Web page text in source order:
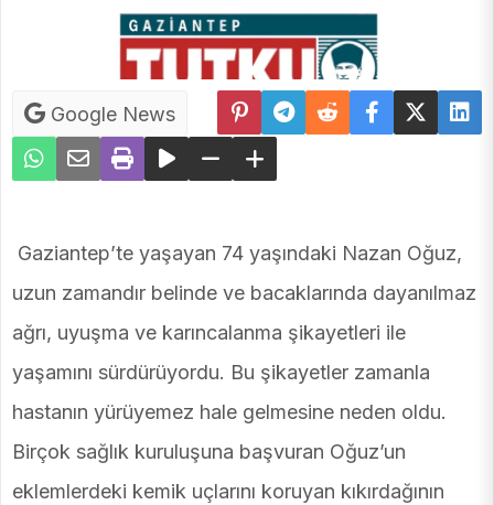
Google News
Gaziantep’te yaşayan 74 yaşındaki Nazan Oğuz,
uzun zamandır belinde ve bacaklarında dayanılmaz
ağrı, uyuşma ve karıncalanma şikayetleri ile
yaşamını sürdürüyordu. Bu şikayetler zamanla
hastanın yürüyemez hale gelmesine neden oldu.
Birçok sağlık kuruluşuna başvuran Oğuz’un
eklemlerdeki kemik uçlarını koruyan kıkırdağının